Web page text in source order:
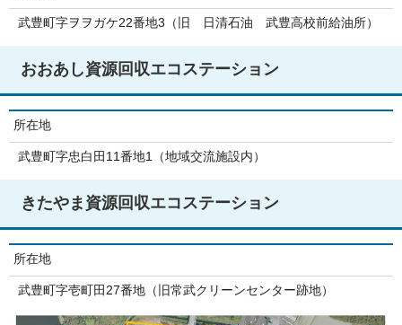
武豊町字ヲヲガケ22番地3（旧 日清石油 武豊高校前給油所）
おおあし資源回収エコステーション
所在地
武豊町字忠白田11番地1（地域交流施設内）
きたやま資源回収エコステーション
所在地
武豊町字壱町田27番地（旧常武クリーンセンター跡地）